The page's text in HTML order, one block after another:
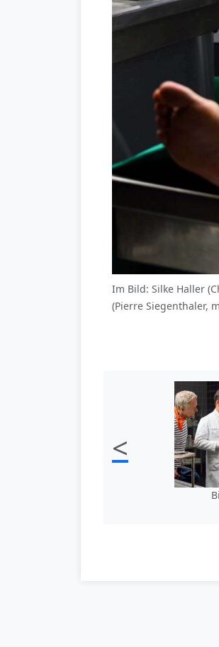
Im Bild: Silke Haller
(Pierre Siegenthaler,
<